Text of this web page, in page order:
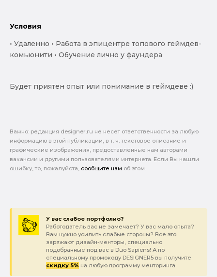
Условия
• Удаленно • Работа в эпицентре топового геймдев-
комьюнити • Обучение лично у фаундера
Будет приятен опыт или понимание в геймдеве :)
Важно: pедакция designer.ru не несет ответственности за любую
информацию в этой публикации, в т. ч. текстовое описание и
графические изображения, предоставленные нам авторами
вакансии и другими пользователями интернета. Если Вы нашли
ошибку, то, пожалуйста, сообщите нам об этом.
У вас слабое портфолио?
Работодатель вас не замечает? У вас мало опыта?
Вам нужно усилить слабые стороны? Все это
заряжают дизайн-менторы, специально
подобранные под вас в Duo Sapiens! А по
специальному промокоду DESIGNER5 вы получите
скидку 5% на любую программу менторинга